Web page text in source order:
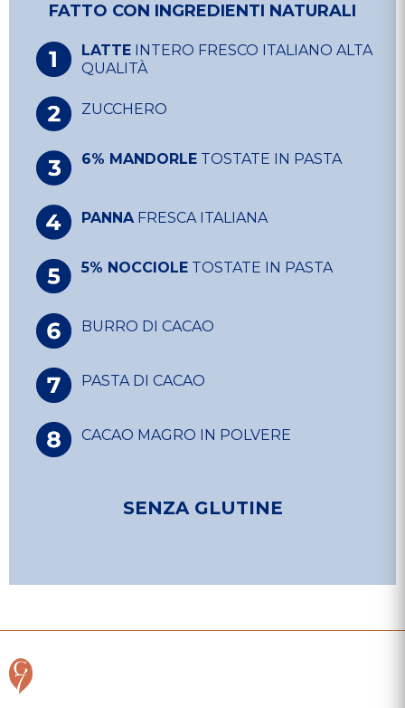
FATTO CON INGREDIENTI NATURALI
LATTE INTERO FRESCO ITALIANO ALTA
QUALITÀ
ZUCCHERO
6% MANDORLE TOSTATE IN PASTA
PANNAFRESCA ITALIANA
5% NOCCIOLE TOSTATE IN PASTA
BURRO DI CACAO
PASTA DI CACAO
CACAO MAGRO IN POLVERE
SENZA GLUTINE